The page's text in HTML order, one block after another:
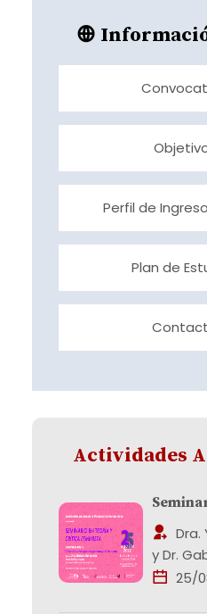
Perfil de
Plan de
Actividades
Dra.
y Dr.
25/